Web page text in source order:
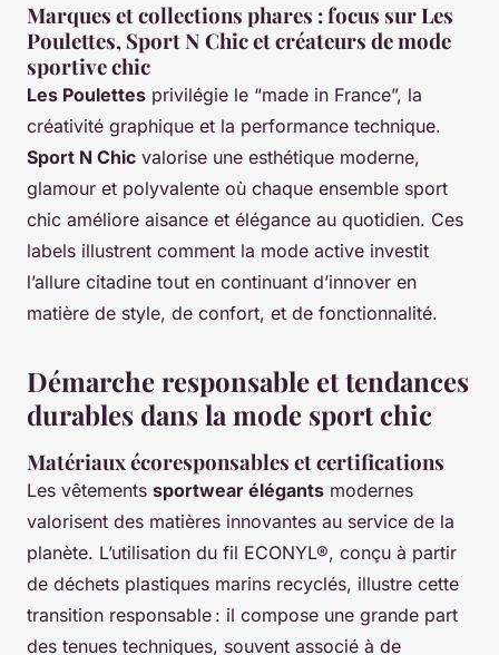
Marques et collections phares : focus sur Les
Poulettes, Sport N Chic et créateurs de mode
sportive chic
Les Poulettes privilégie le “made in France”, la
créativité graphique et la performance technique.
Sport N Chic valorise une esthétique moderne,
glamour et polyvalente où chaque ensemble sport
chic améliore aisance et élégance au quotidien. Ces
labels illustrent comment la mode active investit
l’allure citadine tout en continuant d’innover en
matière de style, de confort, et de fonctionnalité.
Démarche responsable et tendances
durables dans la mode sport chic
Matériaux écoresponsables et certifications
Les vêtements sportwear élégants modernes
valorisent des matières innovantes au service de la
planète. L’utilisation du fil ECONYL®, conçu à partir
de déchets plastiques marins recyclés, illustre cette
transition responsable : il compose une grande part
des tenues techniques, souvent associé à de